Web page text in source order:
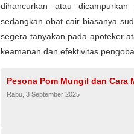
dihancurkan atau
sedangkan obat cair biasanya
segera tanyakan pada apoteker
keamanan dan efektivitas
Pesona Pom Mungil dan Cara
Rabu, 3 September 2025